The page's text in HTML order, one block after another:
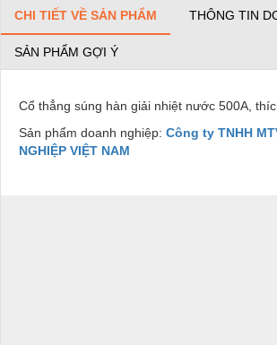
CHI TIẾT VỀ SẢN PHẨM THÔNG TIN
SẢN PHẨM GỢI Ý
Cổ thẳng súng hàn giải nhiệt nước 500A,
Sản phẩm doanh nghiệp: Công ty TNHH
NGHIỆP VIỆT NAM